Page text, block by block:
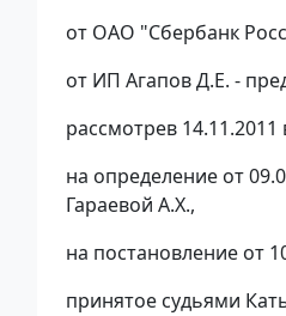
от ОАО "Сбербанк
от ИП Агапов Д.Е. -
рассмотрев
на определение от
Гараевой А.Х.,
на постановление от
принятое судьями